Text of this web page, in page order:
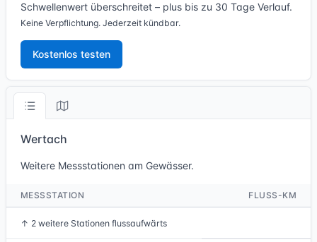
Schwellenwert überschreitet – plus bis zu 30 Tage Verlauf.
Keine Verpflichtung. Jederzeit kündbar.
Kostenlos testen
Wertach
Weitere Messstationen am Gewässer.
MESSSTATION FLUSS-KM
↑ 2 weitere Stationen flussaufwärts